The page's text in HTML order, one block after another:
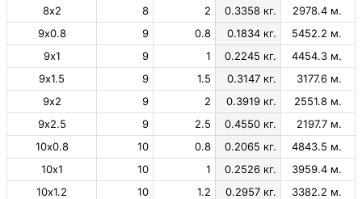
8х2
8 2 0.3358 кг.
2978.4 м.
9х0.8
9 0.8 0.1834 кг.
5452.2 м.
9х1
9 1 0.2245 кг.
4454.3 м.
9х1.5
9 1.5 0.3147 кг.
3177.6 м.
9х2
9 2 0.3919 кг.
2551.8 м.
9х2.5
9 2.5 0.4550 кг.
2197.7 м.
10х0.8
10 0.8 0.2065 кг.
4843.5 м.
10х1
10 1 0.2526 кг.
3959.4 м.
10х1.2
10 1.2 0.2957 кг.
3382.2 м.